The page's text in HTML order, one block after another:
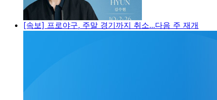
[속보] 프로야구, 주말 경기까지 취소...다음 주 재개